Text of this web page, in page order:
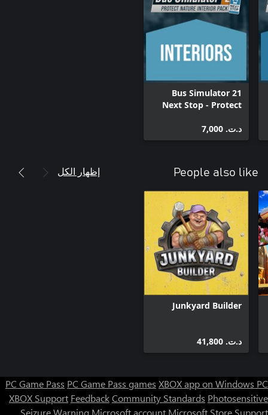
Bus Simulator 21
Next Stop - Protect
د.ت.‏ 7,000
People also like إظهار الكل
Junkyard Builder
د.ت.‏ 41,800
PC Game Pass PC Game Pass games XBOX app on Windows PC
XBOX Support FeedbackCommunity Standards Photosensitive
Seizure Warning Microsoft account Microsoft Store Support